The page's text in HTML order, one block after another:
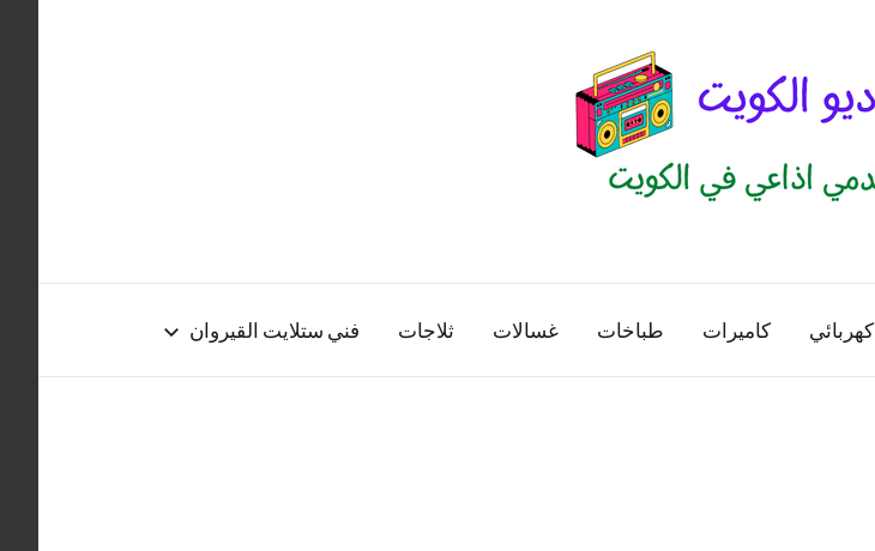
الكويت
منصة
اذاعية
كهربائي كاميرات طباخات غسالات ثلاجات فني ستلايت القيروان